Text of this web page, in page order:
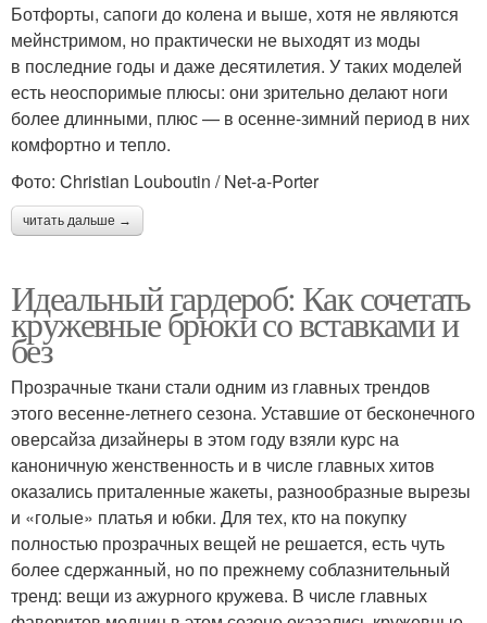
Ботфорты, сапоги до колена и выше, хотя не являются
мейнстримом, но практически не выходят из моды
в последние годы и даже десятилетия. У таких моделей
есть неоспоримые плюсы: они зрительно делают ноги
более длинными, плюс — в осенне-зимний период в них
комфортно и тепло.
Фото: Christian Louboutin / Net-a-Porter
читать дальше →
Идеальный гардероб: Как сочетать
кружевные брюки со вставками и
без
Прозрачные ткани стали одним из главных трендов
этого весенне-летнего сезона. Уставшие от бесконечного
оверсайза дизайнеры в этом году взяли курс на
каноничную женственность и в числе главных хитов
оказались приталенные жакеты, разнообразные вырезы
и «голые» платья и юбки. Для тех, кто на покупку
полностью прозрачных вещей не решается, есть чуть
более сдержанный, но по прежнему соблазнительный
тренд: вещи из ажурного кружева. В числе главных